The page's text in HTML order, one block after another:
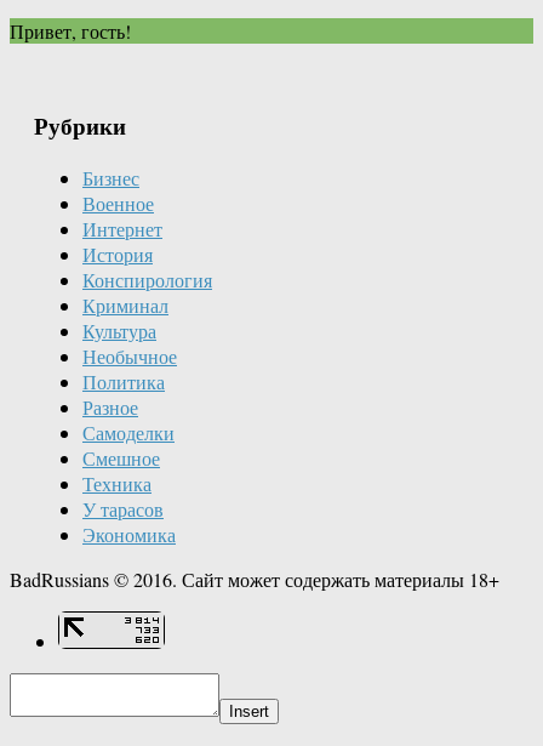
Привет, гость!
Рубрики
Бизнес
Военное
Интернет
История
Конспирология
Криминал
Культура
Необычное
Политика
Разное
Самоделки
Смешное
Техника
У тарасов
Экономика
BadRussians © 2016. Сайт может содержать материалы 18+
Insert